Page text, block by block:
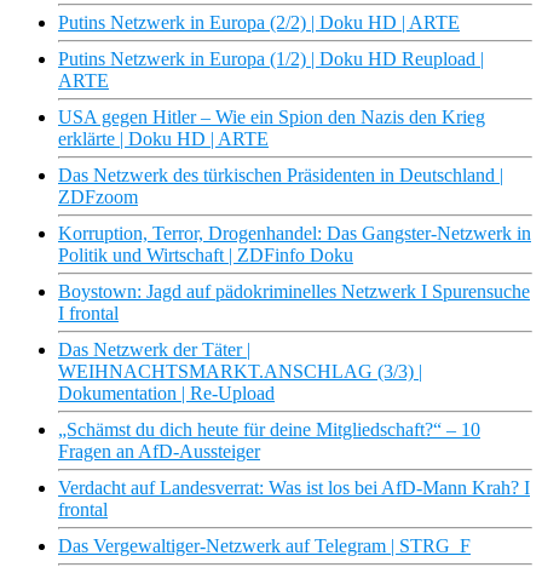
Putins Netzwerk in Europa (2/2) | Doku HD | ARTE
Putins Netzwerk in Europa (1/2) | Doku HD Reupload |
ARTE
USA gegen Hitler – Wie ein Spion den Nazis den Krieg
erklärte | Doku HD | ARTE
Das Netzwerk des türkischen Präsidenten in Deutschland |
ZDFzoom
Korruption, Terror, Drogenhandel: Das Gangster-Netzwerk in
Politik und Wirtschaft | ZDFinfo Doku
Boystown: Jagd auf pädokriminelles Netzwerk I Spurensuche
I frontal
Das Netzwerk der Täter |
WEIHNACHTSMARKT.ANSCHLAG (3/3) |
Dokumentation | Re-Upload
„Schämst du dich heute für deine Mitgliedschaft?“ – 10
Fragen an AfD-Aussteiger
Verdacht auf Landesverrat: Was ist los bei AfD-Mann Krah? I
frontal
Das Vergewaltiger-Netzwerk auf Telegram | STRG_F